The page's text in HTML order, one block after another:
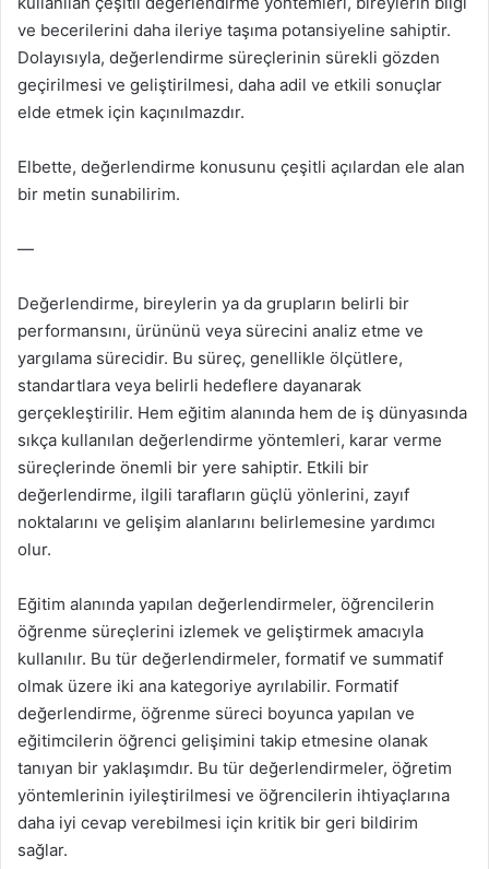
ve becerilerini daha ileriye taşıma potansiyeline sahiptir.
Dolayısıyla, değerlendirme süreçlerinin sürekli gözden
geçirilmesi ve geliştirilmesi, daha adil ve etkili sonuçlar
elde etmek için kaçınılmazdır.
Elbette, değerlendirme konusunu çeşitli açılardan ele alan
bir metin sunabilirim.
—
Değerlendirme, bireylerin ya da grupların belirli bir
performansını, ürününü veya sürecini analiz etme ve
yargılama sürecidir. Bu süreç, genellikle ölçütlere,
standartlara veya belirli hedeflere dayanarak
gerçekleştirilir. Hem eğitim alanında hem de iş dünyasında
sıkça kullanılan değerlendirme yöntemleri, karar verme
süreçlerinde önemli bir yere sahiptir. Etkili bir
değerlendirme, ilgili tarafların güçlü yönlerini, zayıf
noktalarını ve gelişim alanlarını belirlemesine yardımcı
olur.
Eğitim alanında yapılan değerlendirmeler, öğrencilerin
öğrenme süreçlerini izlemek ve geliştirmek amacıyla
kullanılır. Bu tür değerlendirmeler, formatif ve summatif
olmak üzere iki ana kategoriye ayrılabilir. Formatif
değerlendirme, öğrenme süreci boyunca yapılan ve
eğitimcilerin öğrenci gelişimini takip etmesine olanak
tanıyan bir yaklaşımdır. Bu tür değerlendirmeler, öğretim
yöntemlerinin iyileştirilmesi ve öğrencilerin ihtiyaçlarına
daha iyi cevap verebilmesi için kritik bir geri bildirim
sağlar.